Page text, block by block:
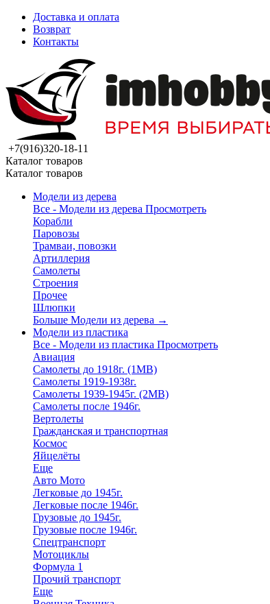
Доставка и оплата
Возврат
Контакты
+7(916)320-18-11
Каталог товаров
Каталог товаров
Модели из дерева
Все - Модели из дерева Просмотреть
Корабли
Паровозы
Трамваи, повозки
Артиллерия
Самолеты
Строения
Прочее
Шлюпки
Больше Модели из дерева →
Модели из пластика
Все - Модели из пластика Просмотреть
Авиация
Самолеты до 1918г. (1МВ)
Самолеты 1919-1938г.
Самолеты 1939-1945г. (2МВ)
Самолеты после 1946г.
Вертолеты
Гражданская и транспортная
Космос
Яйцелёты
Еще
Авто Мото
Легковые до 1945г.
Легковые после 1946г.
Грузовые до 1945г.
Грузовые после 1946г.
Спецтранспорт
Мотоциклы
Формула 1
Прочий транспорт
Еще